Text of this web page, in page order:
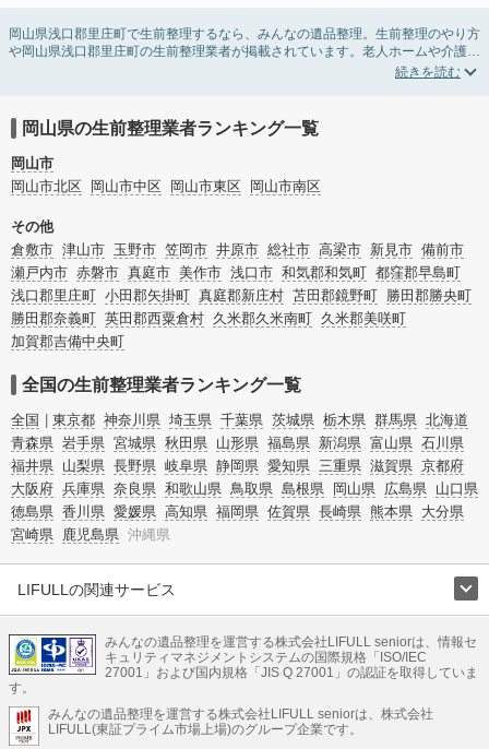
岡山県浅口郡里庄町で生前整理するなら、みんなの遺品整理。生前整理のやり方
や岡山県浅口郡里庄町の生前整理業者が掲載されています。老人ホームや介護施
設入居に伴う不用品の処分・回収・引き取りから、在宅介護の介護整理や福祉住
などのオプションサービスで絞り込み検索を利用してみましょう。
またお役立ち情報も豊富なので終活でエンディングノートの選び方や、整理整
頓・老前整理・生前整理のコツについてもチェックしてみてください。
岡山県の生前整理業者ランキング一覧
岡山市
岡山市北区
岡山市中区 岡山市東区 岡山市南区
その他
倉敷市 津山市 玉野市 笠岡市 井原市 総社市 高梁市 新見市 備前市
瀬戸内市 赤磐市 真庭市 美作市 浅口市 和気郡和気町 都窪郡早島町
浅口郡里庄町 小田郡矢掛町 真庭郡新庄村 苫田郡鏡野町 勝田郡勝央町
勝田郡奈義町 英田郡西粟倉村 久米郡久米南町 久米郡美咲町
加賀郡吉備中央町
全国の生前整理業者ランキング一覧
全国 東京都 神奈川県 埼玉県 千葉県 茨城県 栃木県 群馬県 北海道
青森県 岩手県 宮城県 秋田県 山形県 福島県 新潟県 富山県 石川県
福井県 山梨県 長野県 岐阜県 静岡県 愛知県 三重県 滋賀県 京都府
大阪府 兵庫県 奈良県 和歌山県 鳥取県 島根県 岡山県 広島県 山口県
徳島県 香川県 愛媛県 高知県 福岡県 佐賀県 長崎県 熊本県 大分県
宮崎県 鹿児島県 沖縄県
LIFULLの関連サービス
不動産・住宅
引越し 老人ホーム 地方創生 ママの就労支援
不動産クラウドファンディング 遺品整理 老後の暮らし情報
LIFULL HOME'Sのサービス
みんなの遺品整理を運営する株式会社LIFULL seniorは、情報セ
キュリティマネジメントシステムの国際規格「ISO/IEC
27001」および国内規格「JIS Q 27001」の認証を取得していま
す。
みんなの遺品整理を運営する株式会社LIFULL seniorは、株式会社
LIFULL(東証プライム市場上場)のグループ企業です。